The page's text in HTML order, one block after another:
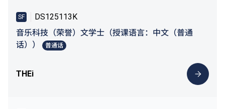
SF
DS125113K
音乐科技（荣誉）文学士（授课语言：中文（普通
话））
普通话
THEi